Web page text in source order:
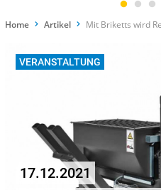
Home Artikel Mit Briketts wird
VERANSTALTUNG
17.12.2021